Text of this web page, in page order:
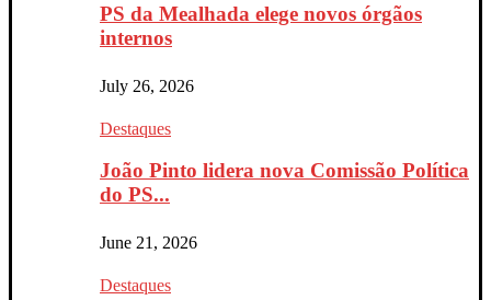
PS da Mealhada elege novos órgãos
internos
July 26, 2026
Destaques
João Pinto lidera nova Comissão Política
do PS...
June 21, 2026
Destaques